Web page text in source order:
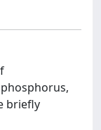
briefly